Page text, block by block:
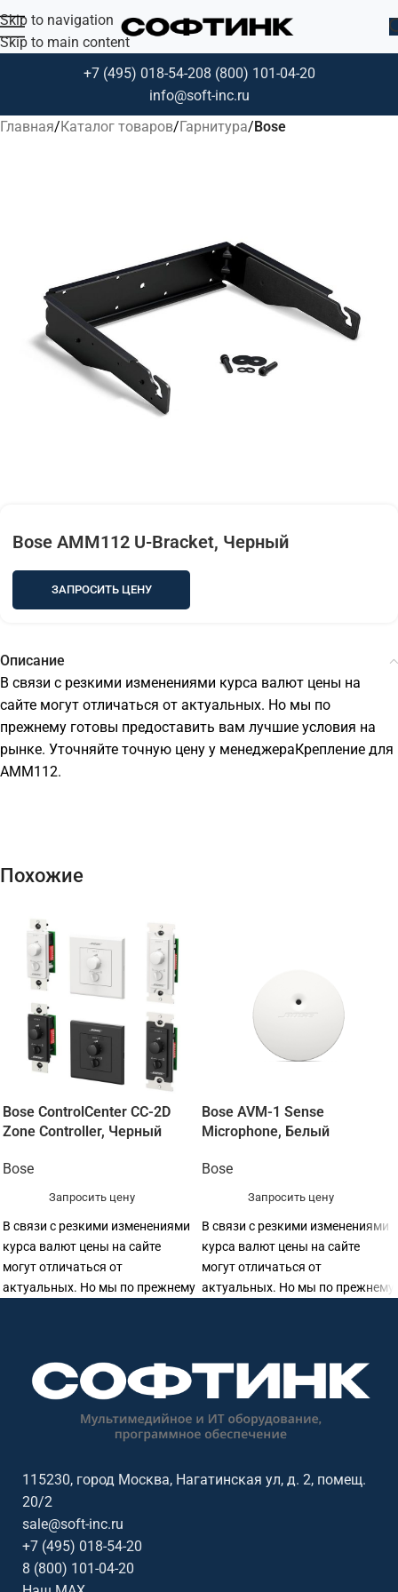
Skip to navigation
Skip to main content
+7 (495) 018-54-208 (800) 101-04-20
info@soft-inc.ru
Главная Каталог товаров Гарнитура Bose
Bose AMM112 U-Bracket, Черный
ЗАПРОСИТЬ ЦЕНУ
Описание
В связи с резкими изменениями курса валют цены на
сайте могут отличаться от актуальных. Но мы по
прежнему готовы предоставить вам лучшие условия на
рынке. Уточняйте точную цену у менеджераКрепление для
AMM112.
Похожие
Bose ControlCenter CC-2D
Zone Controller, Черный
Bose
Запросить цену
В связи с резкими изменениями
курса валют цены на сайте
могут отличаться от
актуальных. Но мы по прежнему
Bose AVM-1 Sense
Microphone, Белый
Bose
Запросить цену
В связи с резкими изменениями
курса валют цены на сайте
могут отличаться от
актуальных. Но мы по прежнему
115230, город Москва, Нагатинская ул, д. 2, помещ.
20/2
sale@soft-inc.ru
+7 (495) 018-54-20
8 (800) 101-04-20